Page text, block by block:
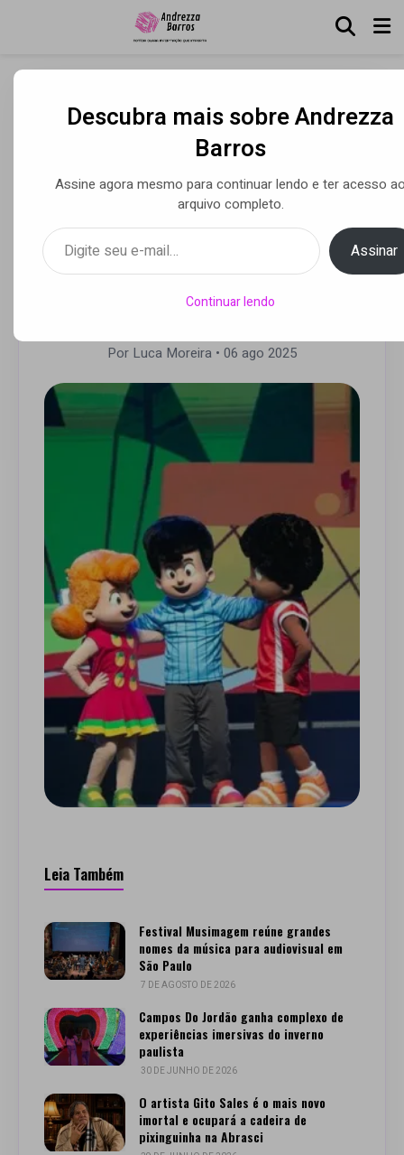
3 Palavrinhas retorna a
Minas Gerais com a turnê
3P é 10 para
apresentações em
Governador Valadares e
Ipatinga
Por Luca Moreira • 06 ago 2025
Leia Também
Festival Musimagem reúne grandes
nomes da música para audiovisual em
São Paulo
7 DE AGOSTO DE 2026
Campos Do Jordão ganha complexo de
experiências imersivas do inverno
paulista
30 DE JUNHO DE 2026
O artista Gito Sales é o mais novo
imortal e ocupará a cadeira de
pixinguinha na Abrasci
Descubra mais sobre Andrezza
Barros
Assine agora mesmo para continuar lendo e ter acesso
arquivo completo.
Digite seu e-mail…
Assinar
Continuar lendo